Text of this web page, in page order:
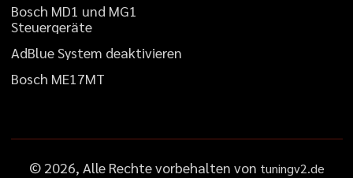
Bosch MD1 und MG1
Steuergeräte
AdBlueSystem deaktivieren
Bosch ME17MT
© 2026, Alle Rechte vorbehalten von tuningv2.de